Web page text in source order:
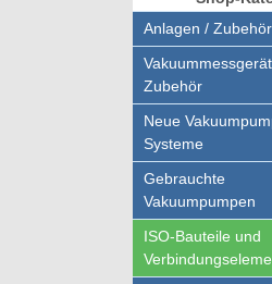
Anlagen / Zubehör
Zubehör
Neue
Systeme
Gebrauchte
Vakuumpumpen
ISO-Bauteile und